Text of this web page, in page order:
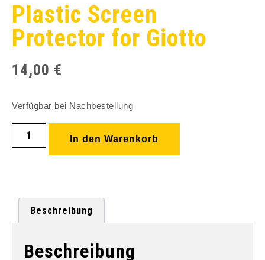
Plastic Screen
Protector for Giotto
14,00 €
Verfügbar bei Nachbestellung
In den Warenkorb
Beschreibung
Beschreibung